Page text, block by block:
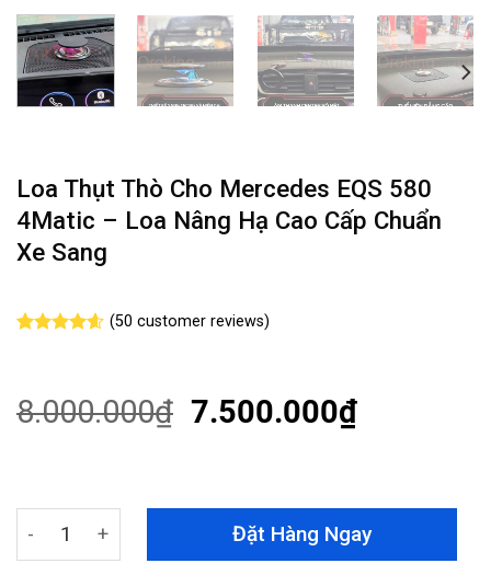
Loa Thụt Thò Cho Mercedes EQS 580
4Matic – Loa Nâng Hạ Cao Cấp Chuẩn
Xe Sang
customer
ratings
(50 customer reviews)
8.000.000₫ 7.500.000₫
Loa Thụt Thò Cho Mercedes EQS 580 4Matic - Loa
Đặt Hàng Ngay